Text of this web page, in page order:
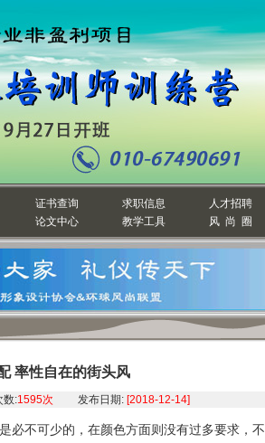
证书查询 求职信息
人才招聘
论文中心 教学工具 风 尚 圈
率性自在的街头风
:1595次 发布日期: [2018-12-14]
不可少的，在颜色方面则没有过多要求，不